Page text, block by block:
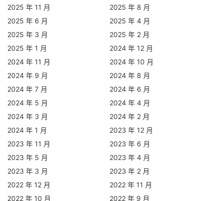
2025 年 11 月
2025 年 8 月
2025 年 6 月
2025 年 4 月
2025 年 3 月
2025 年 2 月
2025 年 1 月
2024 年 12 月
2024 年 11 月
2024 年 10 月
2024 年 9 月
2024 年 8 月
2024 年 7 月
2024 年 6 月
2024 年 5 月
2024 年 4 月
2024 年 3 月
2024 年 2 月
2024 年 1 月
2023 年 12 月
2023 年 11 月
2023 年 6 月
2023 年 5 月
2023 年 4 月
2023 年 3 月
2023 年 2 月
2022 年 12 月
2022 年 11 月
2022 年 10 月
2022 年 9 月